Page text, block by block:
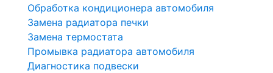
Обработка кондиционера автомобиля
Замена радиатора печки
Замена термостата
Промывка радиатора автомобиля
Диагностика подвески